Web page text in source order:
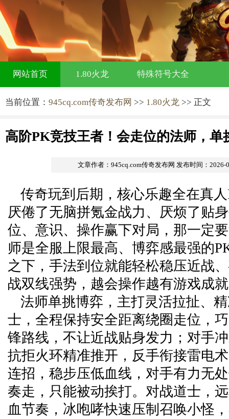
网站首页 1.80火龙 特殊符号大全
当前位置： 945cq.com传奇发布网 >> 1.80火龙 >> 正文
高阶PK竞技王者！会走位的法师，单
对手
文章作者：945cq.com传奇发布网 发布时间：2026-
传奇玩到后期，核心乐趣全在真
厌倦了无脑拼氪金战力、厌烦了贴
位、意识、操作赢下对局，那一定
师是全服上限最高、博弈感最强的
之下，手法到位就能轻松稳压近战
战双线强势，越会操作越有游戏成
法师单挑博弈，主打灵活拉扯、
士，全程保持安全距离绕圈走位，
锋路线，不让近战贴身发力；对手
抗拒火环精准推开，反手衔接雷电
连招，稳步压低血线，对手有力无
奏走，只能被动挨打。对战道士，
血节奏，冰咆哮快速压制召唤小怪